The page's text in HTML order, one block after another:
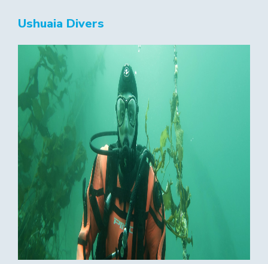
Ushuaia Divers